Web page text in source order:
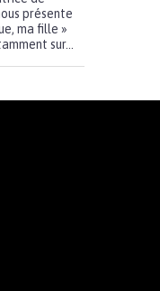
présente
ma fille »
sur...